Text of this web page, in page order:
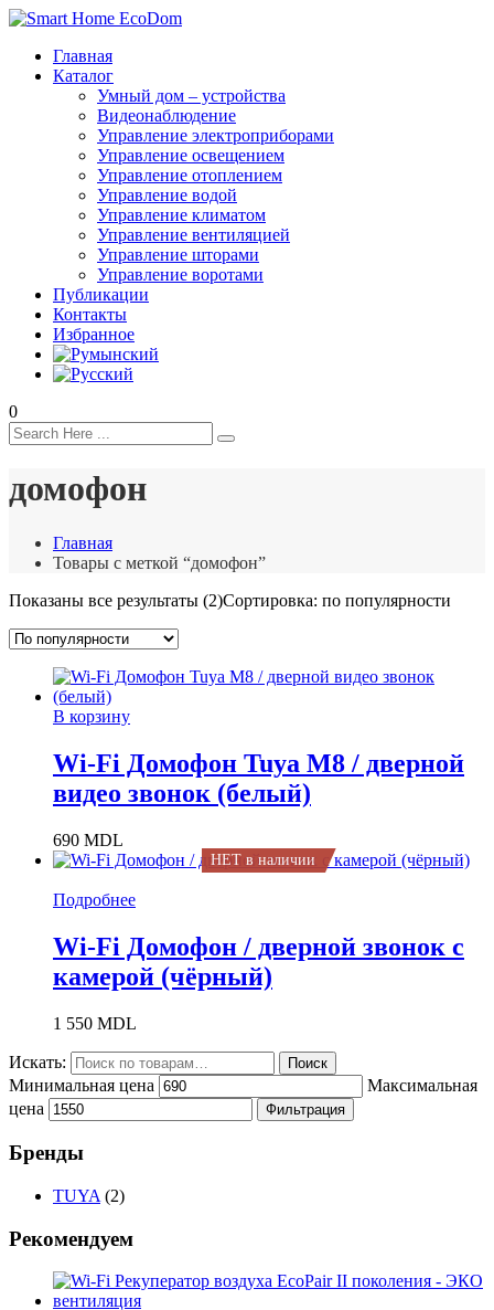
Главная
Каталог
Умный дом – устройства
Видеонаблюдение
Управление электроприборами
Управление освещением
Управление отоплением
Управление водой
Управление климатом
Управление вентиляцией
Управление шторами
Управление воротами
Публикации
Контакты
Избранное
0
домофон
Главная
Товары с меткой “домофон”
Показаны все результаты (2)Сортировка: по популярности
В корзину
Wi-Fi Домофон Tuya M8 / дверной
видео звонок (белый)
690 MDL
НЕТ в наличии
Подробнее
Wi-Fi Домофон / дверной звонок с
камерой (чёрный)
1 550 MDL
Искать: Поиск
Минимальная цена
Максимальная
цена
Фильтрация
Бренды
TUYA (2)
Рекомендуем